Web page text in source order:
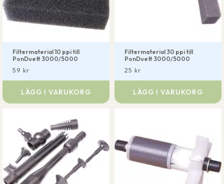
Filtermaterial 10 ppi till
PonDuett 3000/5000
59 kr
LÄGG I VARUKORG
Filtermaterial 30 ppi till
PonDuett 3000/5000
25 kr
LÄGG I VARUKORG